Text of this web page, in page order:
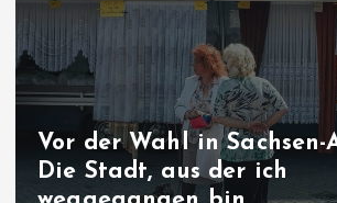
der Wahl in Sachsen-Anhalt:
Stadt, aus der ich